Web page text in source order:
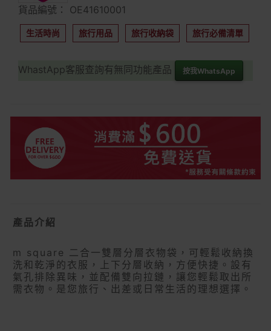
貨品編號： OE41610001
生活時尚 旅行用品 旅行收納袋 旅行必備清單
WhastApp客服查詢有無同功能產品 按我WhatsApp
產品介紹
m square 二合一雙層分層衣物袋，可輕鬆收納換
洗和乾淨的衣服，上下分層收納，方便快捷。設有
氣孔排除異味，並配備雙向拉鏈，讓您輕鬆取出所
需衣物。是您旅行、出差或日常生活的理想選擇。